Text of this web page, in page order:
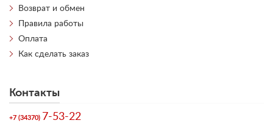
Возврат и обмен
Правила работы
Оплата
Как сделать заказ
Контакты
+7 (34370) 7-53-22